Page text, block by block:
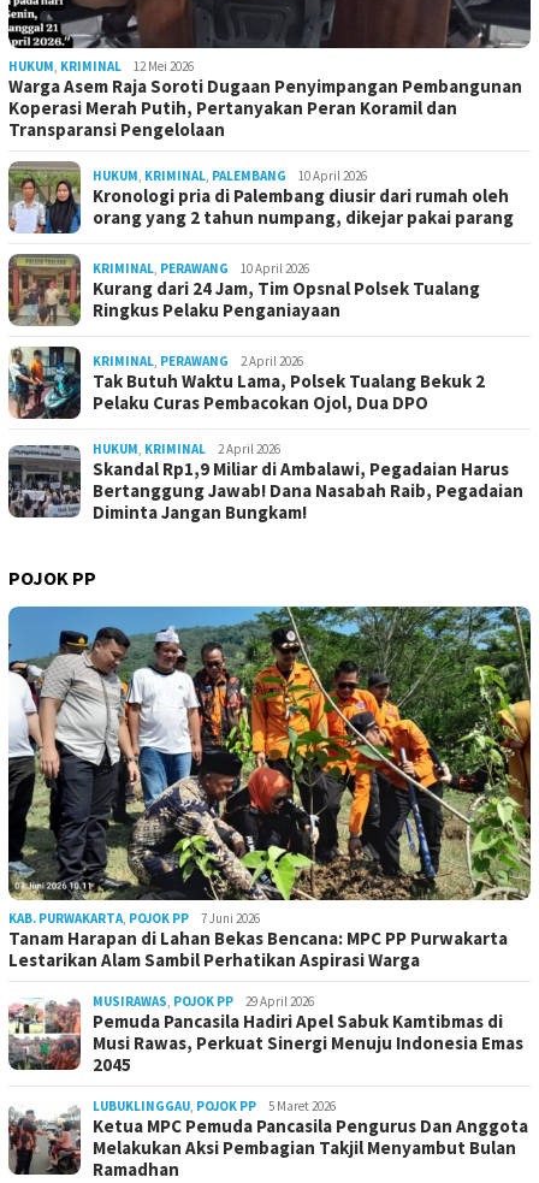
HUKUM, KRIMINAL 12 Mei 2026
Warga Asem Raja Soroti Dugaan Penyimpangan Pembangunan
Koperasi Merah Putih, Pertanyakan Peran Koramil dan
Transparansi Pengelolaan
HUKUM, KRIMINAL, PALEMBANG 10 April 2026
Kronologi pria di Palembang diusir dari rumah oleh
orang yang 2 tahun numpang, dikejar pakai parang
KRIMINAL, PERAWANG 10 April 2026
Kurang dari 24 Jam, Tim Opsnal Polsek Tualang
Ringkus Pelaku Penganiayaan
KRIMINAL, PERAWANG 2 April 2026
Tak Butuh Waktu Lama, Polsek Tualang Bekuk 2
Pelaku Curas Pembacokan Ojol, Dua DPO
HUKUM, KRIMINAL 2 April 2026
Skandal Rp1,9 Miliar di Ambalawi, Pegadaian Harus
Bertanggung Jawab! Dana Nasabah Raib, Pegadaian
Diminta Jangan Bungkam!
POJOK PP
KAB. PURWAKARTA, POJOK PP 7 Juni 2026
Tanam Harapan di Lahan Bekas Bencana: MPC PP Purwakarta
Lestarikan Alam Sambil Perhatikan Aspirasi Warga
MUSIRAWAS, POJOK PP 29 April 2026
Pemuda Pancasila Hadiri Apel Sabuk Kamtibmas di
Musi Rawas, Perkuat Sinergi Menuju Indonesia Emas
2045
LUBUKLINGGAU, POJOK PP 5 Maret 2026
Ketua MPC Pemuda Pancasila Pengurus Dan Anggota
Melakukan Aksi Pembagian Takjil Menyambut Bulan
Ramadhan